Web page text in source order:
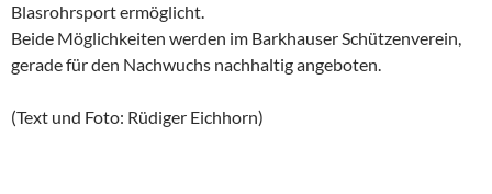
Blasrohrsport ermöglicht.
Beide Möglichkeiten werden im Barkhauser Schützenverein,
gerade für den Nachwuchs nachhaltig angeboten.
(Text und Foto: Rüdiger Eichhorn)